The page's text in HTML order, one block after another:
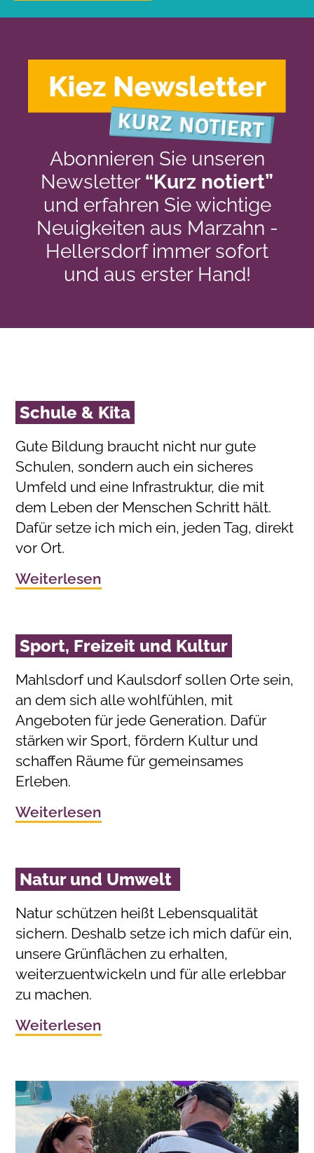
Abonnieren Sie unseren
Newsletter “Kurz notiert”
und erfahren Sie wichtige
Neuigkeiten aus Marzahn -
Hellersdorf immer sofort
und aus erster Hand!
Schule & Kita
Gute Bildung braucht nicht nur gute
Schulen, sondern auch ein sicheres
Umfeld und eine Infrastruktur, die mit
dem Leben der Menschen Schritt hält.
Dafür setze ich mich ein, jeden Tag, direkt
vor Ort.
Weiterlesen
Sport, Freizeit und Kultur
Mahlsdorf und Kaulsdorf sollen Orte sein,
an dem sich alle wohlfühlen, mit
Angeboten für jede Generation. Dafür
stärken wir Sport, fördern Kultur und
schaffen Räume für gemeinsames
Erleben.
Weiterlesen
Natur und Umwelt
Natur schützen heißt Lebensqualität
sichern. Deshalb setze ich mich dafür ein,
unsere Grünflächen zu erhalten,
weiterzuentwickeln und für alle erlebbar
zu machen.
Weiterlesen